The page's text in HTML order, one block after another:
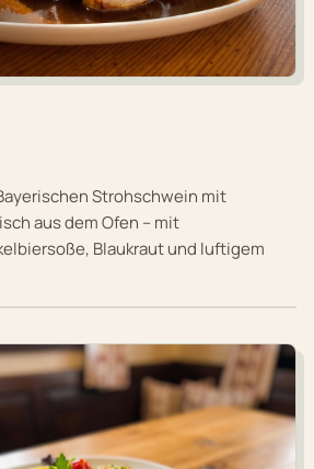
Strohschwein mit
aus dem Ofen – mit
Blaukraut und luftigem